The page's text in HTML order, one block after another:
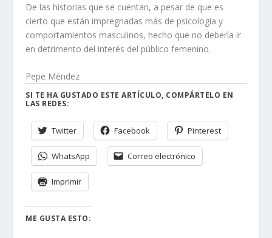
De las historias que se cuentan, a pesar de que es
cierto que están impregnadas más de psicología y
comportamientos masculinos, hecho que no debería ir
en detrimento del interés del público femenino.
Pepe Méndez
SI TE HA GUSTADO ESTE ARTÍCULO, COMPÁRTELO EN
LAS REDES:
Twitter Facebook Pinterest
WhatsApp Correo electrónico
Imprimir
ME GUSTA ESTO: